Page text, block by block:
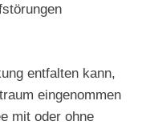
entfalten kann,
eingenommen
mit oder ohne